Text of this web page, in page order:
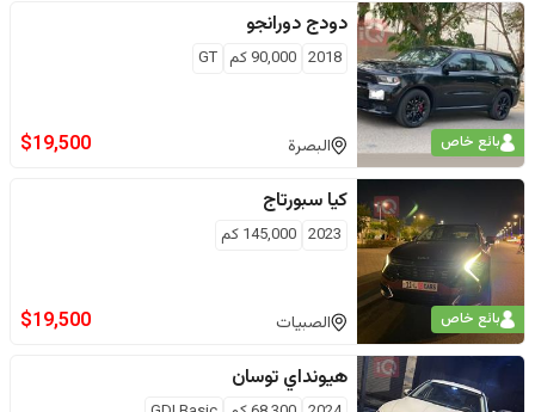
بائع خاص
دودج دورانجو
2018
90,000 كم GT
البصرة $19,500
بائع خاص
كيا سبورتاج
2023
145,000 كم
الصبيات $19,500
هيونداي توسان